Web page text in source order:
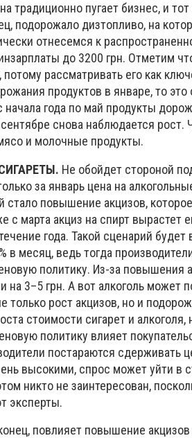
традиционно пугает бизнес, и
подорожало дизтопливо, на
отнесемся к
до 3200 грн. Отметим
потому рассматривать его как
продуктов в январе, то
начала года по май продукты
снова наблюдается
и молочные продукты.
Не обойдет стороной
за январь цена на
стало повышение акцизов,
с марта акциз на спирт
года. Такой сценарий
в месяц, ведь тогда
политику. Из-за повышения
на 3–5 грн. А вот алкоголь может
только рост акцизов, но и
стоимости сигарет и
политику влияет
постараются сдерживать
высокими, спрос может уйти в
никто не заинтересован,
эксперты.
повлияет повышение